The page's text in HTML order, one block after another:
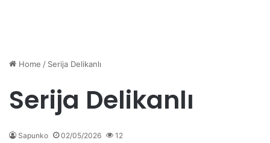
Home / Serija Delikanlı
Serija Delikanlı
Sapunko 02/05/2026 12